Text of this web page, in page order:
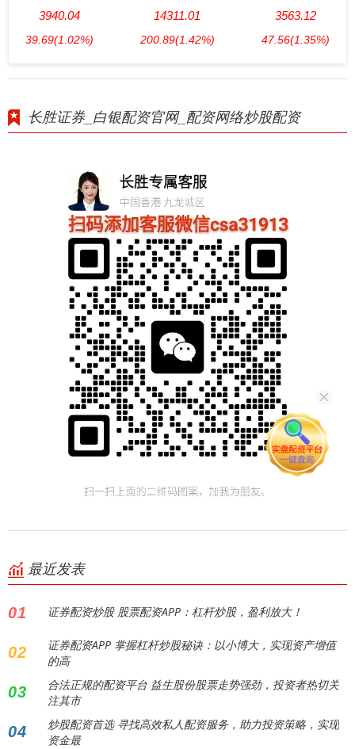
3940.04
39.69(1.02%)
14311.01
200.89(1.42%)
3563.12
47.56(1.35%)
长胜证券_白银配资官网_配资网络炒股配资
最近发表
01 证券配资炒股 股票配资APP：杠杆炒股，盈利放大！
02
证券配资APP 掌握杠杆炒股秘诀：以小博大，实现资产增值
的高
03
合法正规的配资平台 益生股份股票走势强劲，投资者热切关
注其市
04
炒股配资首选 寻找高效私人配资服务，助力投资策略，实现
资金最